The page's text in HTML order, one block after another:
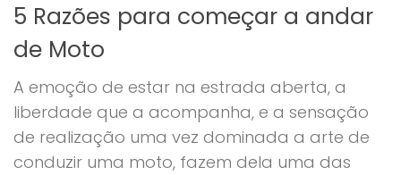
5 Razões para começar a andar
de Moto
A emoção de estar na estrada aberta, a
liberdade que a acompanha, e a sensação
de realização uma vez dominada a arte de
conduzir uma moto, fazem dela uma das